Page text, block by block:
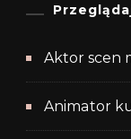
Aktor scen
Animator